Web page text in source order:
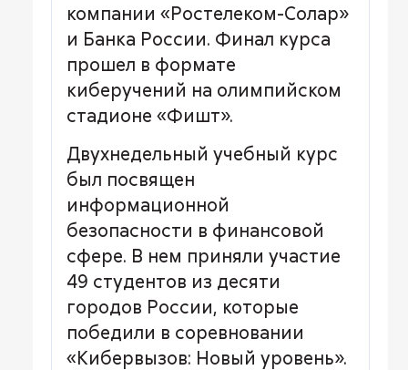
компании «Ростелеком-Солар»
и Банка России. Финал курса
прошел в формате
киберучений на олимпийском
стадионе «Фишт».
Двухнедельный учебный курс
был посвящен
информационной
безопасности в финансовой
сфере. В нем приняли участие
49 студентов из десяти
городов России, которые
победили в соревновании
«Кибервызов: Новый уровень».